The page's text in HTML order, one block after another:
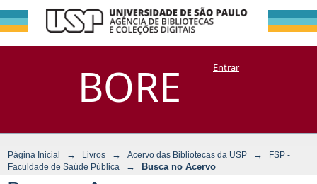
BORE
Busca no Acervo
DSpace/Manakin + CoriscoEntrar
Página Inicial → Livros → Acervo das Bibliotecas da USP →
FSP -
Faculdade de Saúde Pública
→ Busca no Acervo